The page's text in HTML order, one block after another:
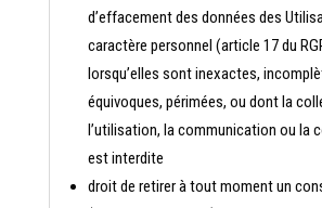
d’effacement des données des
caractère personnel (article 17 du
lorsqu’elles sont inexactes,
équivoques, périmées, ou dont la
l’utilisation, la communication ou la
est interdite
droit de retirer à tout moment un